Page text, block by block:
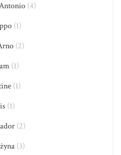
(4)
(1)
(2)
(1)
(1)
(1)
(2)
(3)